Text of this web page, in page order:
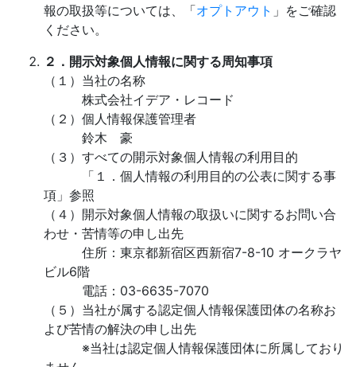
報の取扱等については、「オプトアウト 」をご確認
ください。
２．開示対象個人情報に関する周知事項
（１）当社の名称
株式会社イデア・レコード
（２）個人情報保護管理者
鈴木 豪
（３）すべての開示対象個人情報の利用目的
「１．個人情報の利用目的の公表に関する事
項」参照
（４）開示対象個人情報の取扱いに関するお問い合
わせ・苦情等の申し出先
住所：東京都新宿区西新宿7-8-10 オークラヤ
ビル6階
電話：03-6635-7070
（５）当社が属する認定個人情報保護団体の名称お
よび苦情の解決の申し出先
※当社は認定個人情報保護団体に所属しており